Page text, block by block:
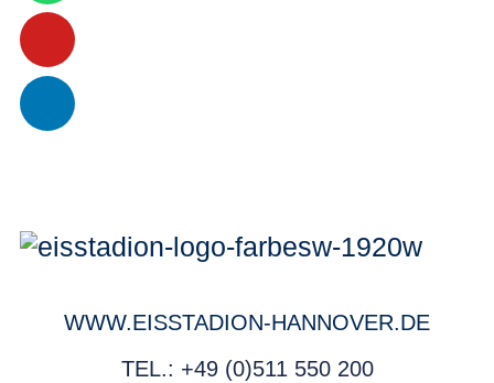
WWW.EISSTADION-HANNOVER.DE
TEL.: +49 (0)511 550 200